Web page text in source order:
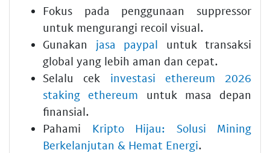
Fokus pada penggunaan suppressor
untuk mengurangi recoil visual.
Gunakan jasa paypal untuk transaksi
global yang lebih aman dan cepat.
Selalu cek investasi ethereum 2026
staking ethereum untuk masa depan
finansial.
Pahami Kripto Hijau: Solusi Mining
Berkelanjutan & Hemat Energi.